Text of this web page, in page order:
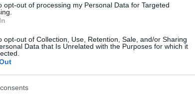
opt-out of processing my Personal Data for Targeted
opt-out of Collection, Use, Retention, Sale, and/or Sharing
Data that Is Unrelated with the Purposes for which it
τροχαίο λόγω υπερβολικής ταχύτητας, με
θα διώκεται για κακούργημα.